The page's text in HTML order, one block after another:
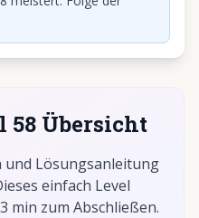
58 Übersicht
Lösungsanleitung
einfach Level
min zum Abschließen.